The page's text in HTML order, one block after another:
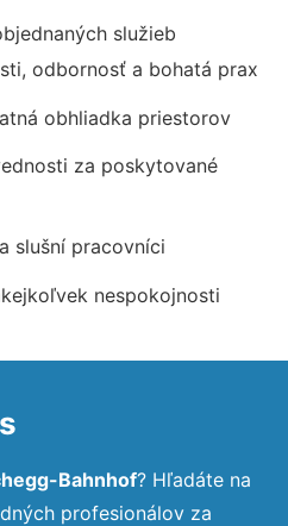
služieb
odbornosť a bohatá prax
obhliadka priestorov
za poskytované
slušní pracovníci
nespokojnosti
Bahnhof? Hľadáte na
profesionálov za